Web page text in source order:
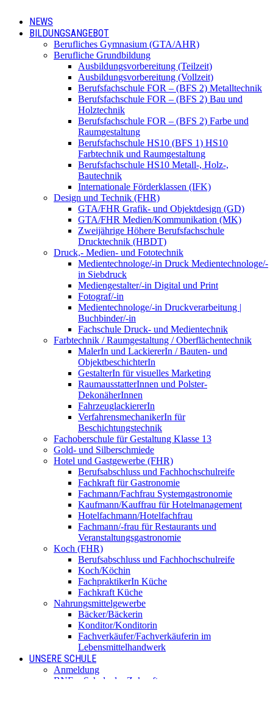
NEWS
BILDUNGSANGEBOT
Berufliches Gymnasium (GTA/AHR)
Berufliche Grundbildung
Ausbildungsvorbereitung (Teilzeit)
Ausbildungsvorbereitung (Vollzeit)
Berufsfachschule FOR – (BFS 2) Metalltechnik
Berufsfachschule FOR – (BFS 2) Bau und
Holztechnik
Berufsfachschule FOR – (BFS 2) Farbe und
Raumgestaltung
Berufsfachschule HS10 (BFS 1) HS10
Farbtechnik und Raumgestaltung
Berufsfachschule HS10 Metall-, Holz-,
Bautechnik
Internationale Förderklassen (IFK)
Design und Technik (FHR)
GTA/FHR Grafik- und Objektdesign (GD)
GTA/FHR Medien/Kommunikation (MK)
Zweijährige Höhere Berufsfachschule
Drucktechnik (HBDT)
Druck,- Medien- und Fototechnik
Medientechnologe/-in Druck Medientechnologe/-
in Siebdruck
Mediengestalter/-in Digital und Print
Fotograf/-in
Medientechnologe/-in Druckverarbeitung |
Buchbinder/-in
Fachschule Druck- und Medientechnik
Farbtechnik / Raumgestaltung / Oberflächentechnik
MalerIn und LackiererIn / Bauten- und
ObjektbeschichterIn
GestalterIn für visuelles Marketing
RaumausstatterInnen und Polster-
DekonäherInnen
FahrzeuglackiererIn
VerfahrensmechanikerIn für
Beschichtungstechnik
Fachoberschule für Gestaltung Klasse 13
Gold- und Silberschmiede
Hotel und Gastgewerbe (FHR)
Berufsabschluss und Fachhochschulreife
Fachkraft für Gastronomie
Fachmann/Fachfrau Systemgastronomie
Kaufmann/Kauffrau für Hotelmanagement
Hotelfachmann/Hotelfachfrau
Fachmann/-frau für Restaurants und
Veranstaltungsgastronomie
Koch (FHR)
Berufsabschluss und Fachhochschulreife
Koch/Köchin
FachpraktikerIn Küche
Fachkraft Küche
Nahrungsmittelgewerbe
Bäcker/Bäckerin
Konditor/Konditorin
Fachverkäufer/Fachverkäuferin im
Lebensmittelhandwerk
UNSERE SCHULE
Anmeldung
BNE – Schule der Zukunft